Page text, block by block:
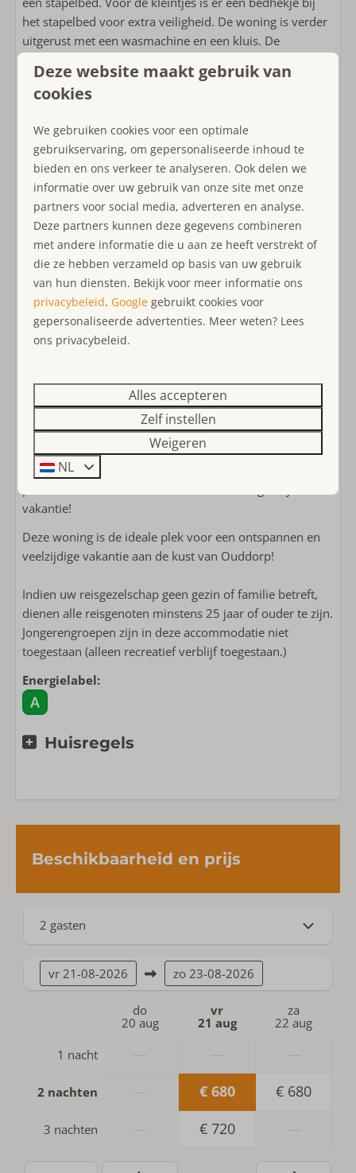
Badkamer op begane grond
Inloopdouche
Föhn
Slaapkamer(s)
Slaapkamer(s) op begane grond
Boxspring
Geschikt voor kinderen
Kindvriendelijk
Kinder(camping)bed
Kinderstoel
Ligging accommodatie
Rustig gelegen
Vrijstaande accommodatie op vakantiepark
Overige
Kluis
het stapelbed voor extra veiligheid. De woning is verder
uitgerust met een wasmachine en een kluis. De
loungeset met een drankje of buiten eten aan de
tuintafel met verstelbare stoelen. Uw hond is van harte
welkom, en op aanvraag kunnen ook twee kleine
hondjes worden toegelaten. De tuin is volledig omheind
met een hek van 1,30 meter hoog, zodat uw huisdieren
veilig kunnen spelen.
In het schuurtje staan twee damesfietsen en één
herenfiets, waarvan één damesfiets is uitgerust met een
kinderzitje. Deze fietsen worden door de eigenaar
beschikbaar gesteld. Let op: hoewel de fietsen
regelmatig worden onderhouden, kan er geen garantie
gegeven worden over de conditie of bruikbaarheid van
Een extra voordeel is dat deze woning, Toekomst 23,
naast de woning Toekomst 24 ligt. Dit maakt het ideaal
voor bijvoorbeeld twee gezinnen die samen op vakantie
willen, maar toch hun eigen ruimte willen hebben. Beide
woningen bieden dezelfde rust en comfort, en zijn
vakantie!
Deze woning is de ideale plek voor een ontspannen en
veelzijdige vakantie aan de kust van Ouddorp!
Indien uw reisgezelschap geen gezin of familie betreft,
dienen alle reisgenoten minstens 25 jaar of ouder te zijn.
Jongerengroepen zijn in deze accommodatie niet
toegestaan (alleen recreatief verblijf toegestaan.)
Energielabel:
Huisregels
Beschikbaarheid en prijs
2 gasten
vr 21-08-2026 zo 23-08-2026
do
20 aug
vr
21 aug
za
22 aug
1 nacht
2 nachten € 680 € 680
3 nachten € 720
Deze website maakt gebruik van
cookies
We gebruiken cookies voor een optimale
gebruikservaring, om gepersonaliseerde inhoud te
bieden en ons verkeer te analyseren. Ook delen we
informatie over uw gebruik van onze site met onze
partners voor social media, adverteren en analyse.
Deze partners kunnen deze gegevens combineren
met andere informatie die u aan ze heeft verstrekt of
die ze hebben verzameld op basis van uw gebruik
van hun diensten. Bekijk voor meer informatie ons
privacybeleid. Google gebruikt cookies voor
gepersonaliseerde advertenties. Meer weten? Lees
ons privacybeleid.
Alles accepteren
Zelf instellen
Weigeren
NL